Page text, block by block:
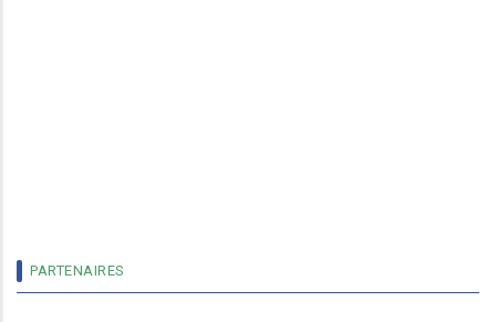
PARTENAIRES